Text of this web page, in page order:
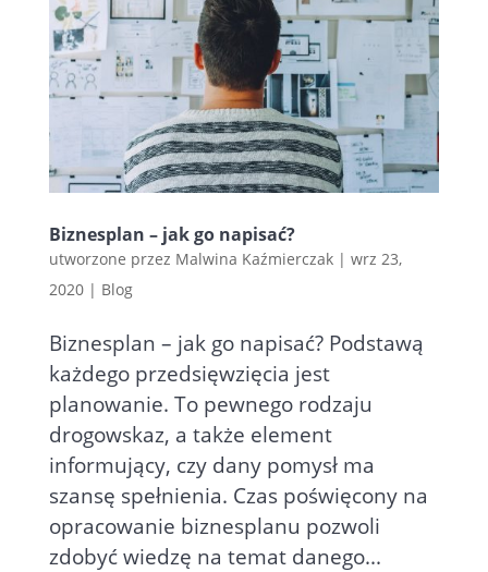
Biznesplan – jak go napisać?
utworzone przez Malwina Kaźmierczak| wrz 23,
2020| Blog
Biznesplan – jak go napisać? Podstawą
każdego przedsięwzięcia jest
planowanie. To pewnego rodzaju
drogowskaz, a także element
informujący, czy dany pomysł ma
szansę spełnienia. Czas poświęcony na
opracowanie biznesplanu pozwoli
zdobyć wiedzę na temat danego...